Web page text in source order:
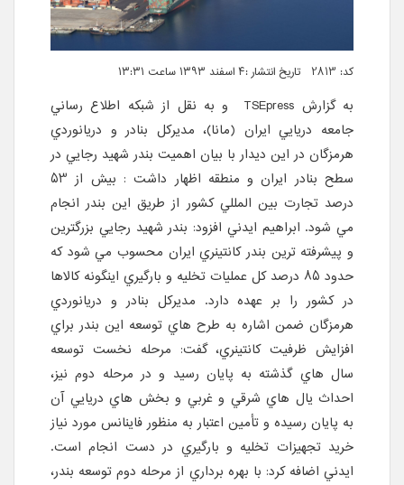
کد: 2813 تاریخ انتشار :۴ اسفند ۱۳۹۳ ساعت ۱۳:۳۱
به گزارش TSEpress و به نقل از شبکه اطلاع رساني
جامعه دريايي ايران (مانا)، مديرکل بنادر و دريانوردي
هرمزگان در اين ديدار با بيان اهميت بندر شهيد رجايي در
سطح بنادر ايران و منطقه اظهار داشت : بيش از 53
درصد تجارت بين المللي کشور از طريق اين بندر انجام
مي شود. ابراهيم ايدني افزود: بندر شهيد رجايي بزرگترين
و پيشرفته ترين بندر کانتينري ايران محسوب مي شود که
حدود 85 درصد کل عمليات تخليه و بارگيري اينگونه کالاها
در کشور را بر عهده دارد. مديرکل بنادر و دريانوردي
هرمزگان ضمن اشاره به طرح هاي توسعه اين بندر براي
افزايش ظرفيت کانتينري، گفت: مرحله نخست توسعه
سال هاي گذشته به پايان رسيد و در مرحله دوم نيز،
احداث يال هاي شرقي و غربي و بخش هاي دريايي آن
به پايان رسيده و تأمين اعتبار به منظور فاينانس مورد نياز
خريد تجهيزات تخليه و بارگيري در دست انجام است.
ايدني اضافه کرد: با بهره برداري از مرحله دوم توسعه بندر،